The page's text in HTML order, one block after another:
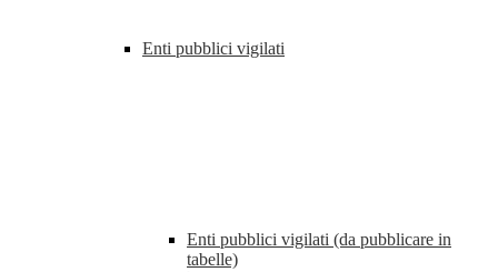
Enti pubblici vigilati
Enti pubblici vigilati (da pubblicare in
tabelle)